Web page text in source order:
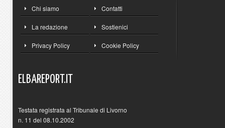
Chi siamo Contatti
La redazione Sostienici
Privacy Policy Cookie Policy
ELBAREPORT.IT
Testata registrata al Tribunale di Livorno
n. 11 del 08.10.2002